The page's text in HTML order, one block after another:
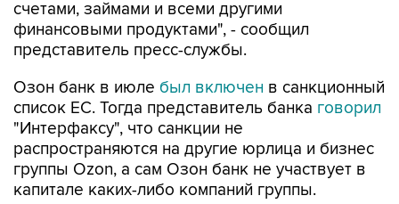
счетами, займами и всеми другими
финансовыми продуктами", - сообщил
представитель пресс-службы.
Озон банк в июле был включен в санкционный
список ЕС. Тогда представитель банка говорил
"Интерфаксу", что санкции не
распространяются на другие юрлица и бизнес
группы Ozon, а сам Озон банк не участвует в
капитале каких-либо компаний группы.